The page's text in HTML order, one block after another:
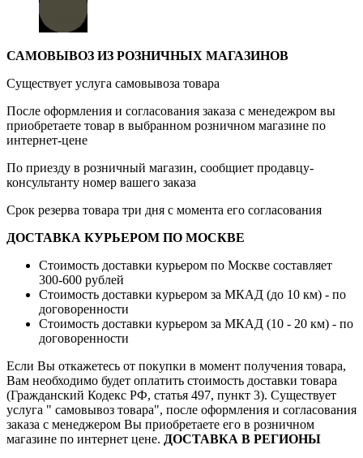
САМОВЫВОЗ ИЗ РОЗНИЧНЫХ МАГАЗИНОВ
Существует услуга самовывоза товара
После оформления и согласования заказа с менедежром вы
приобретаете товар в выбранном розничном магазине по
интернет-цене
По приезду в розничный магазин, сообщиет продавцу-
консультанту номер вашего заказа
Срок резерва товара три дня с момента его согласования
ДОСТАВКА КУРЬЕРОМ ПО МОСКВЕ
Стоимость доставки курьером по Москве составляет
300-600 рублей
Стоимость доставки курьером за МКАД (до 10 км) - по
договоренности
Стоимость доставки курьером за МКАД (10 - 20 км) - по
договоренности
Если Вы откажетесь от покупки в момент получения товара,
Вам необходимо будет оплатить стоимость доставки товара
(Гражданский Кодекс РФ, статья 497, пункт 3). Существует
услуга " самовывоз товара", после оформления и согласования
заказа с менеджером Вы приобретаете его в розничном
магазине по интернет цене. ДОСТАВКА В РЕГИОНЫ